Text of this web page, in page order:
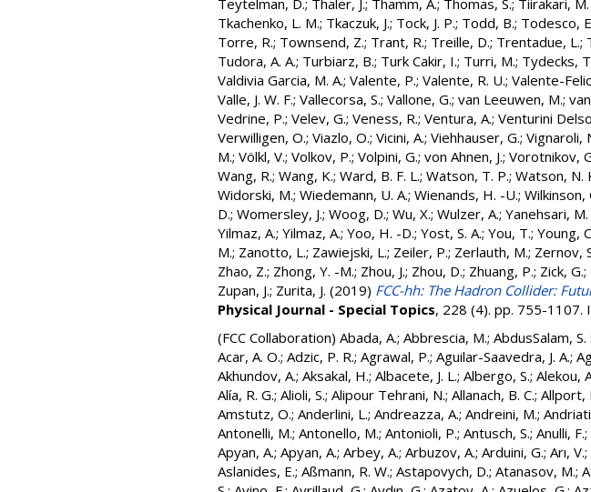
Teytelman, D.; Thaler, J.; Thamm, A.; Thomas, S.; Tiirakari,
Tkachenko, L. M.; Tkaczuk, J.; Tock, J. P.; Todd, B.; Todesco,
Torre, R.; Townsend, Z.; Trant, R.; Treille, D.; Trentadue, L.;
Tudora, A. A.; Turbiarz, B.; Turk Cakir, I.; Turri, M.; Tydecks,
Valdivia Garcia, M. A.; Valente, P.; Valente, R. U.; Valente-
Valle, J. W. F.; Vallecorsa, S.; Vallone, G.; van Leeuwen, M.;
Vedrine, P.; Velev, G.; Veness, R.; Ventura, A.; Venturini
Verwilligen, O.; Viazlo, O.; Vicini, A.; Viehhauser, G.; Vignaroli,
M.; Völkl, V.; Volkov, P.; Volpini, G.; von Ahnen, J.; Vorotnikov,
Wang, R.; Wang, K.; Ward, B. F. L.; Watson, T. P.; Watson, N.
Widorski, M.; Wiedemann, U. A.; Wienands, H. -U.; Wilkinson,
D.; Womersley, J.; Woog, D.; Wu, X.; Wulzer, A.; Yanehsari, M.
Yilmaz, A.; Yilmaz, A.; Yoo, H. -D.; Yost, S. A.; You, T.; Young,
M.; Zanotto, L.; Zawiejski, L.; Zeiler, P.; Zerlauth, M.; Zernov,
Zhao, Z.; Zhong, Y. -M.; Zhou, J.; Zhou, D.; Zhuang, P.; Zick, G.;
Zupan, J.; Zurita, J. (2019) FCC-hh: The Hadron Collider:
Physical Journal - Special Topics, 228 (4). pp. 755-1107.
(FCC Collaboration) Abada, A.; Abbrescia, M.; AbdusSalam, S.
Acar, A. O.; Adzic, P. R.; Agrawal, P.; Aguilar-Saavedra, J. A.;
Akhundov, A.; Aksakal, H.; Albacete, J. L.; Albergo, S.; Alekou,
Alía, R. G.; Alioli, S.; Alipour Tehrani, N.; Allanach, B. C.; Allport,
Amstutz, O.; Anderlini, L.; Andreazza, A.; Andreini, M.;
Antonelli, M.; Antonello, M.; Antonioli, P.; Antusch, S.; Anulli, F.;
Apyan, A.; Apyan, A.; Arbey, A.; Arbuzov, A.; Arduini, G.; Arı, V.;
Aslanides, E.; Aßmann, R. W.; Astapovych, D.; Atanasov, M.;